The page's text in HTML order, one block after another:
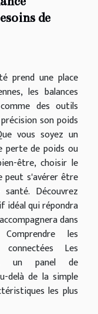
de
prend une place
les balances
des outils
son poids
vous soyez un
perte de poids ou
être, choisir le
peut s'avérer être
Découvrez
idéal qui répondra
dans
les
Les
un panel de
delà de la simple
les plus